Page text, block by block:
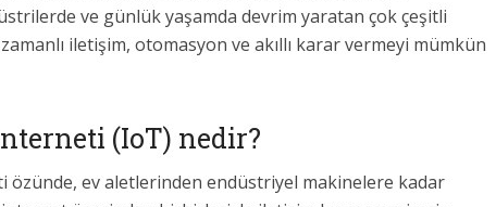
ve günlük yaşamda devrim yaratan çok çeşitli
iletişim, otomasyon ve akıllı karar vermeyi mümkün
(IoT) nedir?
özünde, ev aletlerinden endüstriyel makinelere kadar